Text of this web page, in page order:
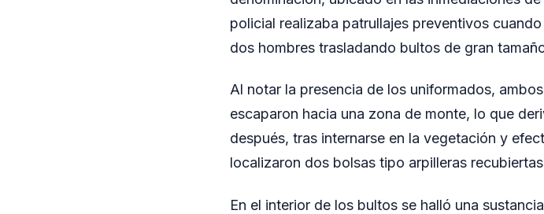
policial realizaba patrullajes preventivos
dos hombres trasladando bultos de gran
Al notar la presencia de los uniformados,
escaparon hacia una zona de monte, lo que
después, tras internarse en la vegetación y
localizaron dos bolsas tipo arpilleras
En el interior de los bultos se halló una